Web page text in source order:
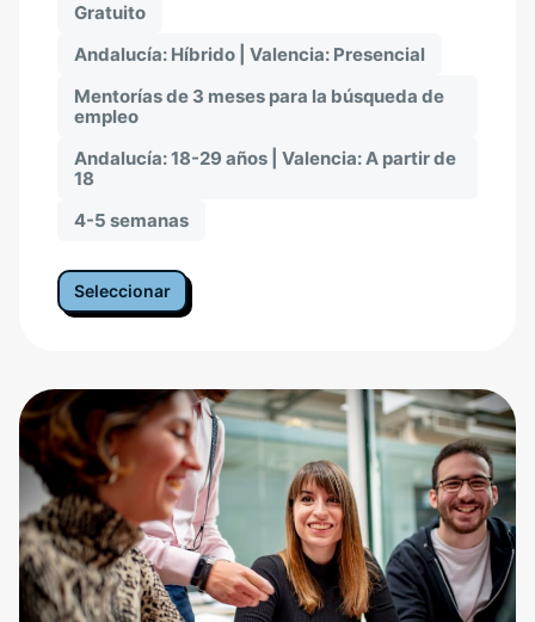
Gratuito
Andalucía: Híbrido | Valencia: Presencial
Mentorías de 3 meses para la búsqueda de
empleo
Andalucía: 18-29 años | Valencia: A partir de
18
4-5 semanas
Seleccionar